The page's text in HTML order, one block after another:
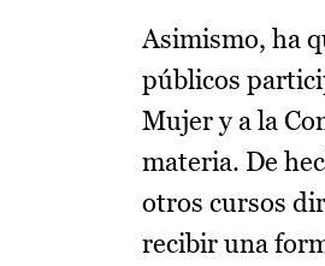
Asimismo, ha
públicos
Mujer y a la
materia. De
otros cursos
recibir una